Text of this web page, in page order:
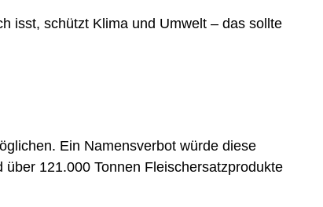
isst, schützt Klima und Umwelt – das sollte
Ein Namensverbot würde diese
121.000 Tonnen Fleischersatzprodukte